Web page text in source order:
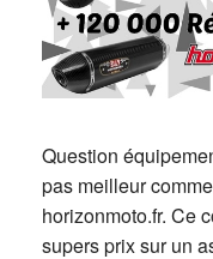
Question
pas meilleur
horizonmoto.fr. Ce
supers prix sur un